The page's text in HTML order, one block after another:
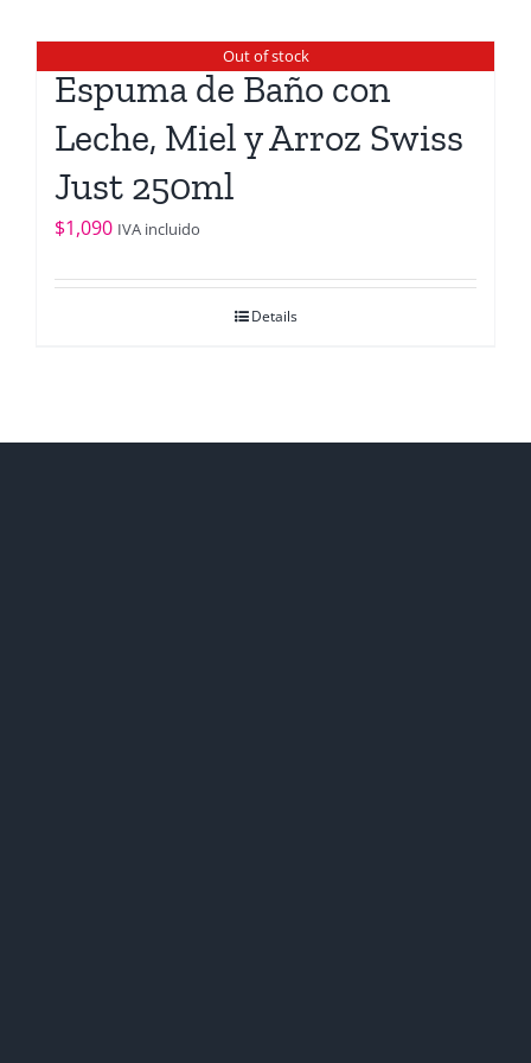
Out of stock
Espuma de Baño con
Leche, Miel y Arroz Swiss
Just 250ml
$1,090 IVA incluido
Details